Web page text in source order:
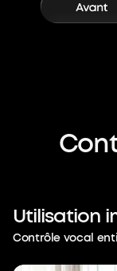
Utilisation
Contrôle vocal